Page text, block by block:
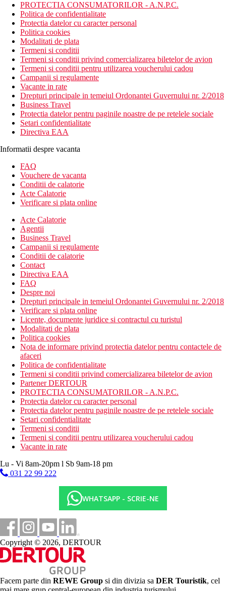
PROTECTIA CONSUMATORILOR - A.N.P.C.
Politica de confidentialitate
Protectia datelor cu caracter personal
Politica cookies
Modalitati de plata
Termeni si conditii
Termeni si conditii privind comercializarea biletelor de avion
Termeni si conditii pentru utilizarea voucherului cadou
Campanii si regulamente
Vacante in rate
Drepturi principale in temeiul Ordonantei Guvernului nr. 2/2018
Business Travel
Protectia datelor pentru paginile noastre de pe retelele sociale
Setari confidentialitate
Directiva EAA
Informatii despre vacanta
FAQ
Vouchere de vacanta
Conditii de calatorie
Acte Calatorie
Verificare si plata online
Acte Calatorie
Agentii
Business Travel
Campanii si regulamente
Conditii de calatorie
Contact
Directiva EAA
FAQ
Despre noi
Drepturi principale in temeiul Ordonantei Guvernului nr. 2/2018
Verificare si plata online
Licente, documente juridice si contractul cu turistul
Modalitati de plata
Politica cookies
Nota de informare privind protectia datelor pentru contactele de
afaceri
Politica de confidentialitate
Termeni si conditii privind comercializarea biletelor de avion
Partener DERTOUR
PROTECTIA CONSUMATORILOR - A.N.P.C.
Protectia datelor cu caracter personal
Protectia datelor pentru paginile noastre de pe retelele sociale
Setari confidentialitate
Termeni si conditii
Termeni si conditii pentru utilizarea voucherului cadou
Vacante in rate
Lu - Vi 8am-20pm l Sb 9am-18 pm
031 22 99 222
WHATSAPP - SCRIE-NE
Copyright © 2026, DERTOUR
Facem parte din REWE Group si din divizia sa DER Touristik, cel